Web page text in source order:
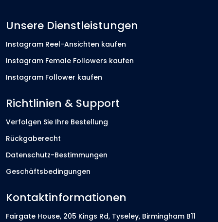
Unsere Dienstleistungen
Instagram Reel-Ansichten kaufen
Instagram Female Followers kaufen
Instagram Follower kaufen
Richtlinien & Support
Verfolgen Sie Ihre Bestellung
Rückgaberecht
Datenschutz-Bestimmungen
Geschäftsbedingungen
Kontaktinformationen
Fairgate House, 205 Kings Rd, Tyseley, Birmingham B11